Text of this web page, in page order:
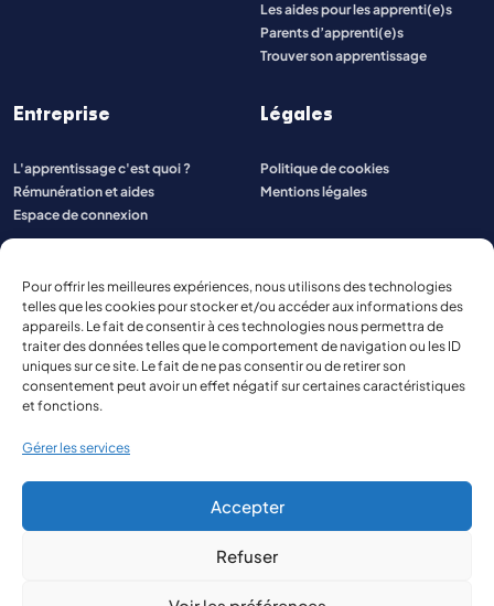
Pour offrir les meilleures expériences, nous utilisons des technologies
telles que les cookies pour stocker et/ou accéder aux informations des
appareils. Le fait de consentir à ces technologies nous permettra de
traiter des données telles que le comportement de navigation ou les ID
uniques sur ce site. Le fait de ne pas consentir ou de retirer son
consentement peut avoir un effet négatif sur certaines caractéristiques
et fonctions.
Gérer les services
Accepter
Refuser
Les aides pour les apprenti(e)s
Parents d’apprenti(e)s
Trouver son apprentissage
Entreprise
L'apprentissage c'est quoi ?
Rémunération et aides
Espace de connexion
Légales
Politique de cookies
Mentions légales
© 2026 Aspect Aquitaine